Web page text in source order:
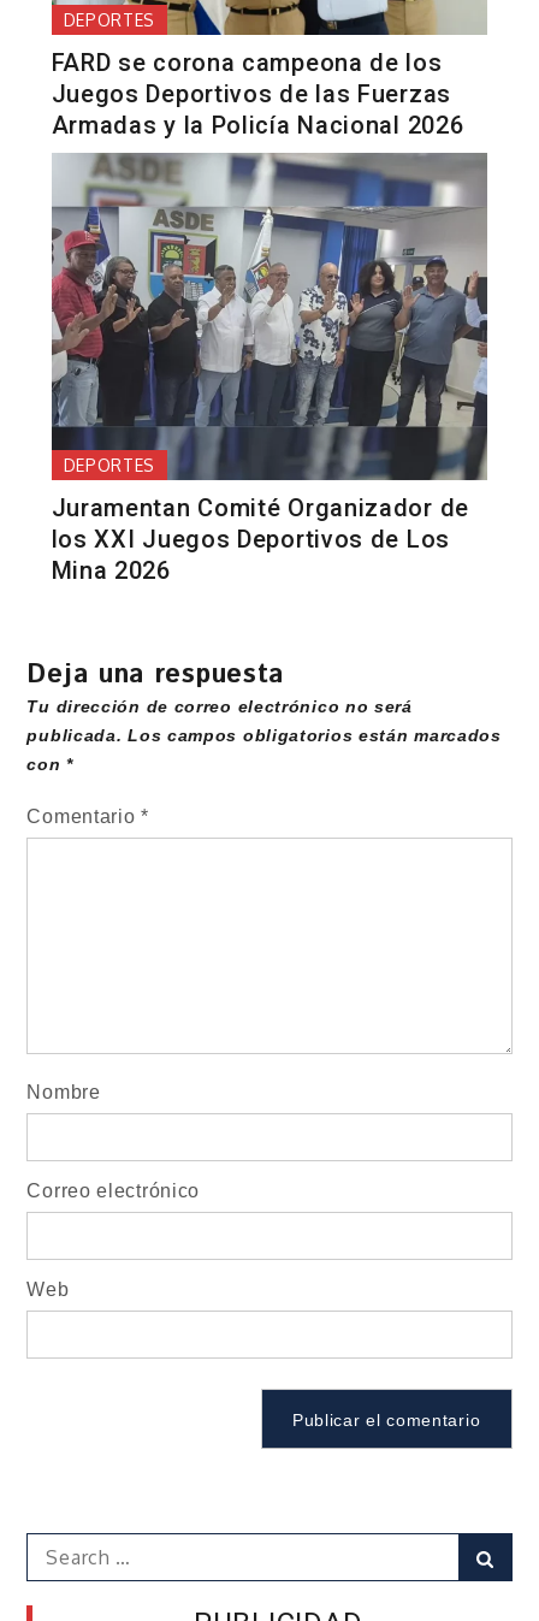
DEPORTES
FARD se corona campeona de los
Juegos Deportivos de las Fuerzas
Armadas y la Policía Nacional 2026
DEPORTES
Juramentan Comité Organizador de
los XXI Juegos Deportivos de Los
Mina 2026
Deja una respuesta
Tu dirección de correo electrónico no será
publicada. Los campos obligatorios están marcados
con*
Comentario*
Nombre
Correo electrónico
Web
Search
for: